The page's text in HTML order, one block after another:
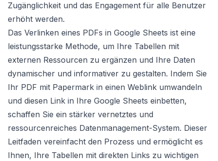
Zugänglichkeit und das Engagement für alle Benutzer
erhöht werden.
Das Verlinken eines PDFs in Google Sheets ist eine
leistungsstarke Methode, um Ihre Tabellen mit
externen Ressourcen zu ergänzen und Ihre Daten
dynamischer und informativer zu gestalten. Indem Sie
Ihr PDF mit Papermark in einen Weblink umwandeln
und diesen Link in Ihre Google Sheets einbetten,
schaffen Sie ein stärker vernetztes und
ressourcenreiches Datenmanagement-System. Dieser
Leitfaden vereinfacht den Prozess und ermöglicht es
Ihnen, Ihre Tabellen mit direkten Links zu wichtigen